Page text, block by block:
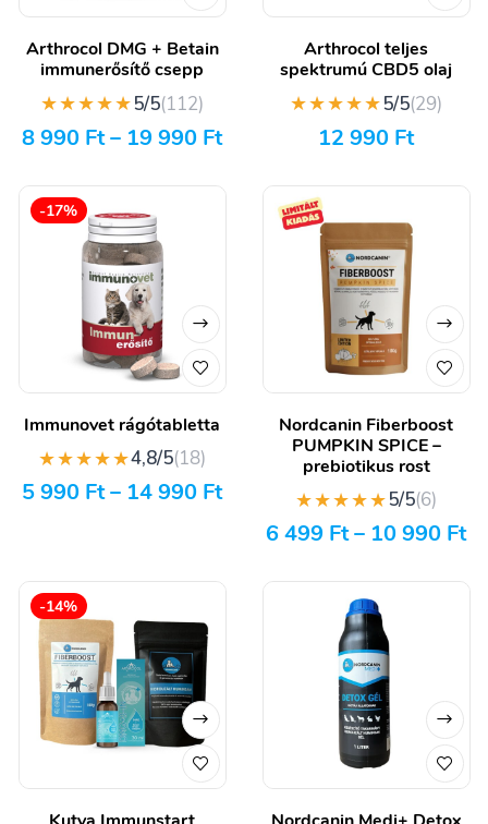
Arthrocol DMG + Betain
immunerősítő csepp
★★★★★5/5(112)
8 990 Ft– 19 990 Ft
Arthrocol teljes
spektrumú CBD5 olaj
★★★★★5/5(29)
12 990 Ft
-17%
Immunovet rágótabletta
★★★★★4,8/5(18)
5 990 Ft– 14 990 Ft
Nordcanin Fiberboost
PUMPKIN SPICE –
prebiotikus rost
★★★★★5/5(6)
6 499 Ft– 10 990 Ft
-14%